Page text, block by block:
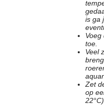
is ga
Voeg
toe.
Veel
Zet
op